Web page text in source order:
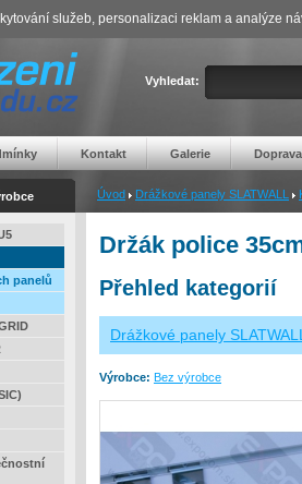
Vyhledat:
Kontakt Galerie Doprava
Úvod Drážkové panely SLATWALL
panelů
Držák police
Přehled kategorií
Drážkové panely
Výrobce: Bez výrobce
služeb, personalizaci reklam a analýze